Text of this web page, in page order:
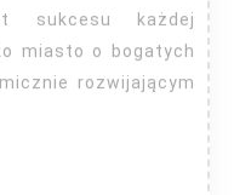
sukcesu każdej
miasto o bogatych
rozwijającym